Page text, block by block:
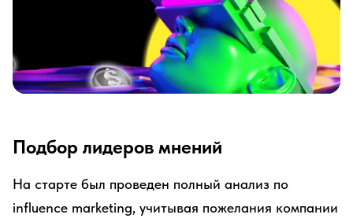
Подбор лидеров мнений
На старте был проведен полный анализ по
influence marketing, учитывая пожелания компании